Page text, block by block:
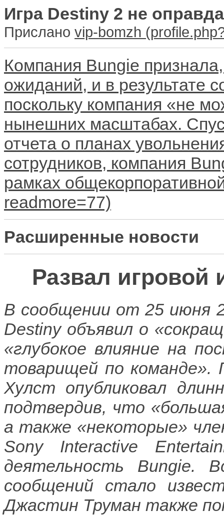
Игра Destiny 2 не
Прислано vip-bomzh
Компания Bungie
ожиданий, и в результате
поскольку компания «не
нынешних масштабах.
отчета о планах
сотрудников, компания
рамках
Расширенные новости
Развал игровой
В сообщении от 25 июня
Destiny объявил о
«глубокое влияние на
товарищей по команде».
Хулст опубликовал
подтвердив, что
а также «некоторые»
Sony Interactive
деятельность Bungie.
сообщений стало
Джастин Труман также